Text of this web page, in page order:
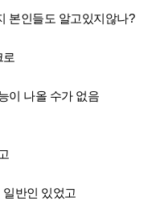
본인들도 알고있지않나?
로
이 나올 수가 없음
반인 있었고